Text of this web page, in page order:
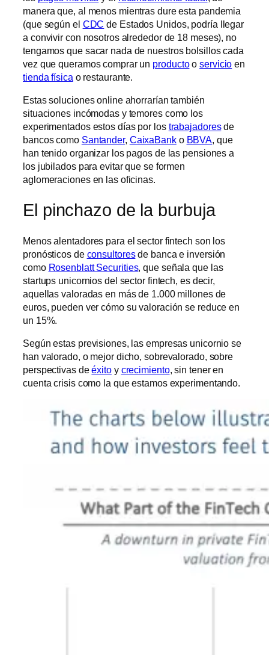
manera que, al menos mientras dure esta pandemia
(que según el CDC de Estados Unidos, podría llegar
a convivir con nosotros alrededor de 18 meses), no
tengamos que sacar nada de nuestros bolsillos cada
vez que queramos comprar un productooservicio en
tienda física o restaurante.
Estas soluciones online ahorrarían también
situaciones incómodas y temores como los
experimentados estos días por los trabajadoresde
bancos como Santander, CaixaBanko BBVA, que
han tenido organizar los pagos de las pensiones a
los jubilados para evitar que se formen
aglomeraciones en las oficinas.
El pinchazo de la burbuja
Menos alentadores para el sector fintech son los
pronósticos de consultoresde banca e inversión
como Rosenblatt Securities, que señala que las
startups unicornios del sector fintech, es decir,
aquellas valoradas en más de 1.000 millones de
euros, pueden ver cómo su valoración se reduce en
un 15%.
Según estas previsiones, las empresas unicornio se
han valorado, o mejor dicho, sobrevalorado, sobre
perspectivas deéxitoy crecimiento, sin tener en
cuenta crisis como la que estamos experimentando.